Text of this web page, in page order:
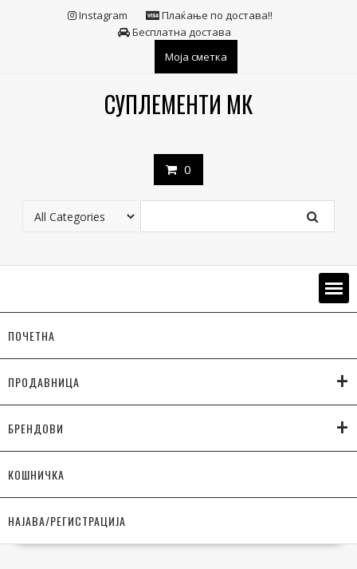
Instagram
Плаќање по достава!!
Бесплатна достава
Моја сметка
СУПЛЕМЕНТИ МК
0
ПОЧЕТНА
ПРОДАВНИЦА +
БРЕНДОВИ +
КОШНИЧКА
НАЈАВА/РЕГИСТРАЦИЈА